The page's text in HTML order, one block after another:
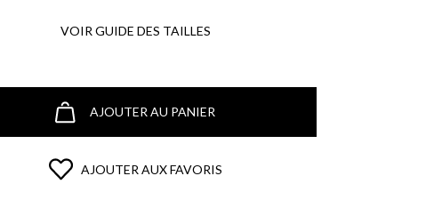
VOIR GUIDE DES TAILLES
AJOUTER AU PANIER
AJOUTER AUX FAVORIS